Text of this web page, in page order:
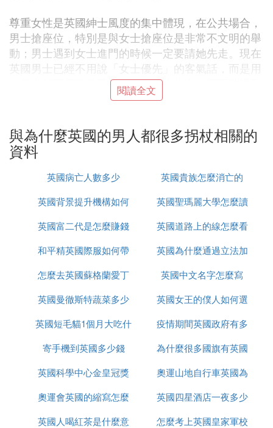
尊重女性是英國紳士風度的集中體現，在公共場合，
男士搶座位，特別是與女士搶座位是非常不文明的舉
動；男士遇到女士進門的時候一定要請她先走。現在
英國男士已經不用說「女士優先」的客氣話，而是用
一個友好而優雅的手勢，示意女士先進。開門時遇到
後面有人，特別是女士即將走進來，一定要等走過來
方面，也是人們樂於津津樂道的。
初到英國，人生地不熟，問路是常有的事。對於問
路，我和中國同事的普遍的感覺是英國人十分熱心，
且負責到底。在巴斯小城，有一次獨自去一個叫The
Bath Boating Station的地方，這個地方我很熟了，我
想故意考驗一下英國「紳士」的耐心。我問街上一個
行色匆匆的中年人，他很熱情地跟我說怎麼走，一翻
煩」，乾脆領著我走了近20分鍾來到了目的地，一路
上他還不斷抱怨英國街道的亂七八糟，有些地方很難
有一個周末約朋友去劍橋大學，我早早趕到火車站，
人不多，售票員是一位西裝革履的先生，我先問了他
我要乘座的車次，票價和時間後在連椅上坐起來等著
時售票員放下手中的活，來到我跟前，很禮貌地跟我
說：「你要乘座的火車就要進站了，你怎麼不坐啊？
閱讀全文
與為什麼英國的男人都很多拐杖相關的
資料
英國病亡人數多少
英國貴族怎麼消亡的
英國背景提升機構如何
辦理
英國聖瑪麗大學怎麼讀
英國富二代是怎麼賺錢
的
英國道路上的線怎麼看
和平精英國際服如何帶
槍進出生島
英國為什麼通過立法加
強社會保障
怎麼去英國蘇格蘭愛丁
堡
英國中文名字怎麼寫
英國曼徹斯特蔬菜多少
錢
英國女王的僕人如何選
的
英國短毛貓1個月大吃什
麼
疫情期間英國政府有多
少錢
寄手機到英國多少錢
為什麼很多國旗有英國
英國科學中心金皇冠獎
是什麼
奧運山地自行車英國為
什麼很厲害
奧運會英國的縮寫怎麼
改了
英國四星酒店一夜多少
錢
英國人喝紅茶是什麼意
怎麼考上英國皇家軍校